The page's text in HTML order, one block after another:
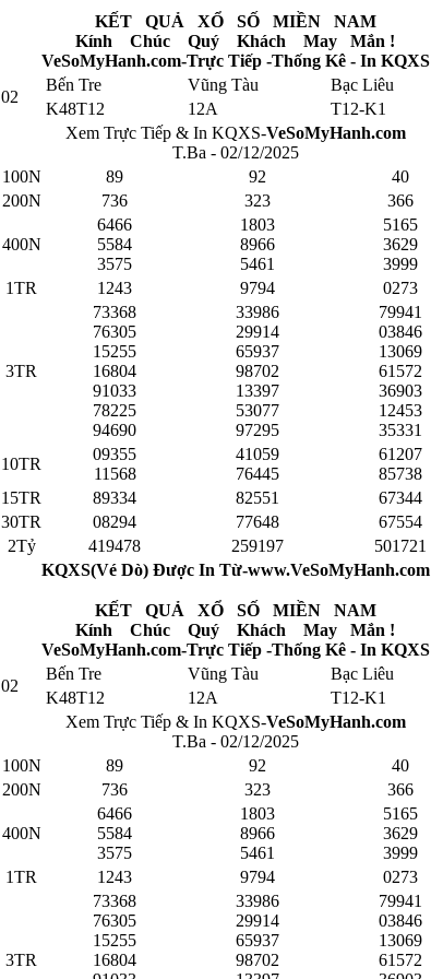
KẾT QUẢ XỔ SỐ MIỀN NAM
Kính Chúc Quý Khách May Mắn !
VeSoMyHanh.com-Trực Tiếp -Thống Kê - In KQXS
02
Bến Tre Vũng Tàu
Bạc Liêu
K48T12
12A
T12-K1
Xem Trực Tiếp & In KQXS-VeSoMyHanh.com
T.Ba - 02/12/2025
100N
89 92
40
200N
736 323 366
400N
6466
5584
3575
1803
8966
5461
5165
3629
3999
1TR
1243 9794 0273
3TR
73368
76305
15255
16804
91033
78225
94690
33986
29914
65937
98702
13397
53077
97295
79941
03846
13069
61572
36903
12453
35331
10TR
09355
11568
41059
76445
61207
85738
15TR
89334 82551
67344
30TR
08294 77648
67554
2Tỷ
419478 259197
501721
KQXS(Vé Dò) Được In Từ-www.VeSoMyHanh.com
KẾT QUẢ XỔ SỐ MIỀN NAM
Kính Chúc Quý Khách May Mắn !
VeSoMyHanh.com-Trực Tiếp -Thống Kê - In KQXS
02
Bến Tre Vũng Tàu
Bạc Liêu
K48T12
12A
T12-K1
Xem Trực Tiếp & In KQXS-VeSoMyHanh.com
T.Ba - 02/12/2025
100N
89 92
40
200N
736 323 366
400N
6466
5584
3575
1803
8966
5461
5165
3629
3999
1TR
1243 9794 0273
3TR
73368
76305
15255
16804
33986
29914
65937
98702
79941
03846
13069
61572